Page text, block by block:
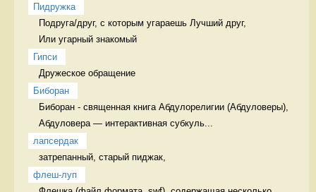
Пидружка
Подруга/друг, с которым угараешь Лучший друг,
Или угарный знакомый
Гипси
Дружеское обращение
Биборан
Биборан - священная книга Абдулорелигии (Абдуловеры),
Абдуловера — интерактивная субкуль...
лапсердак
затрепанный, старый пиджак,
флеш-луп